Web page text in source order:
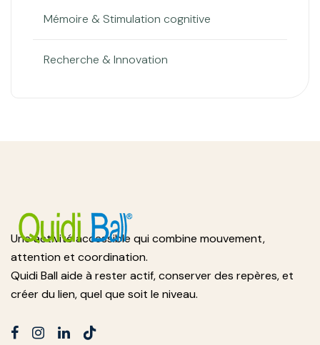
Mémoire & Stimulation cognitive
Recherche & Innovation
Une activité accessible qui combine mouvement,
attention et coordination.
Quidi Ball aide à rester actif, conserver des repères, et
créer du lien, quel que soit le niveau.